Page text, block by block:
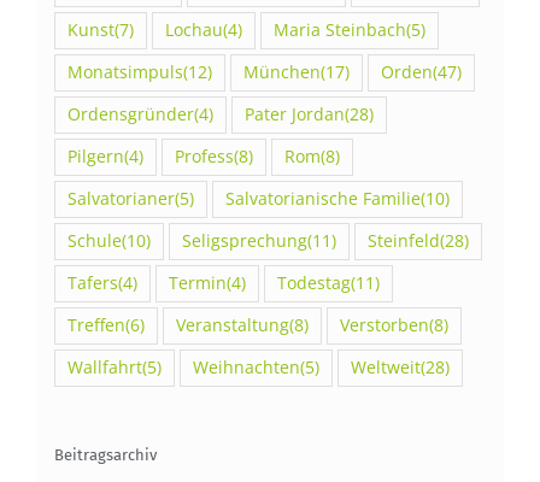
Kunst(7) Lochau(4) Maria Steinbach(5)
Monatsimpuls(12) München(17) Orden(47)
Ordensgründer(4) Pater Jordan(28)
Pilgern(4) Profess(8) Rom(8)
Salvatorianer(5) Salvatorianische Familie(10)
Schule(10) Seligsprechung(11) Steinfeld(28)
Tafers(4) Termin(4) Todestag(11)
Treffen(6) Veranstaltung(8) Verstorben(8)
Wallfahrt(5) Weihnachten(5) Weltweit(28)
Beitragsarchiv